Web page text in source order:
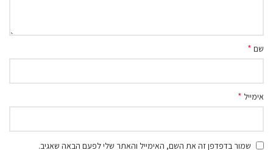
שם *
אימייל *
שמור בדפדפן זה את השם, האימייל והאתר שלי לפעם הבאה שאגיב.